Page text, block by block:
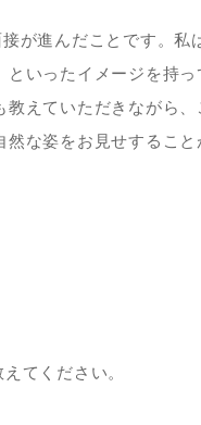
が進んだことです。
いったイメージを持
えていただきながら
な姿をお見せすること
てください。